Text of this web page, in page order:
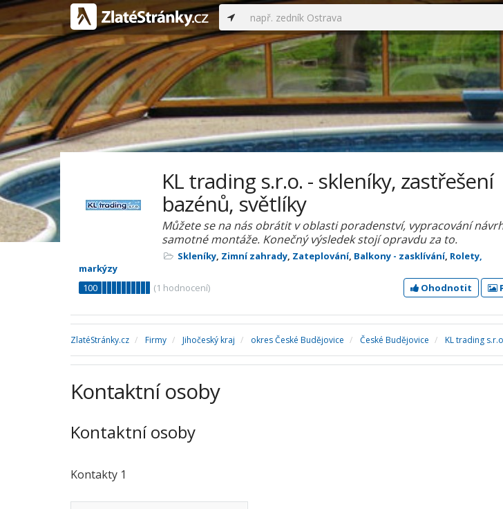
KL trading s.r.o. - skleníky, zastřešení
bazénů, světlíky
Můžete se na nás obrátit v oblasti poradenství, vypracování
samotné montáže. Konečný výsledek stojí opravdu za to.
Skleníky, Zimní zahrady, Zateplování, Balkony - zasklívání, Rolety,
markýzy
100
(1 hodnocení) Ohodnotit
ZlatéStránky.cz Firmy Jihočeský kraj okres České Budějovice České Budějovice KL trading
Kontaktní osoby
Kontaktní osoby
Kontakty 1